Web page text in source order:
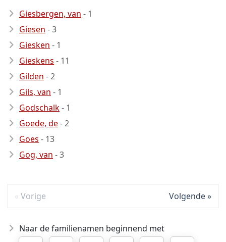
Giesbergen, van - 1
Giesen - 3
Giesken - 1
Gieskens - 11
Gilden - 2
Gils, van - 1
Godschalk- 1
Goede, de- 2
Goes - 13
Gog, van - 3
Vorige Volgende
Naar de familienamen beginnend met